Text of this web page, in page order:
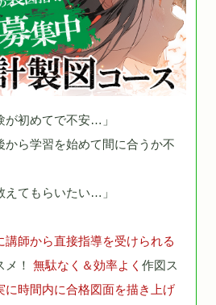
が初めてで不安…」
から学習を始めて間に合うか不
えてもらいたい…」
講師から直接指導を受けられる
メ！ 無駄なく＆効率よく 作図ス
に時間内に合格図面を描き上げ